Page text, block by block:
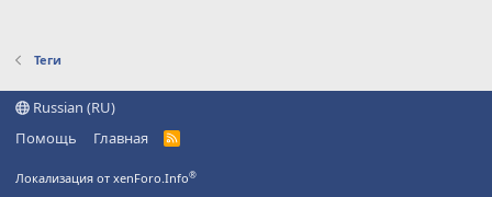
Теги
Russian (RU)
Помощь
Главная
R
Локализация от xenForo.Info®